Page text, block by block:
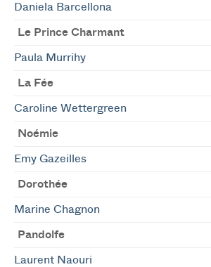
Daniela Barcellona
Le Prince Charmant
Paula Murrihy
La Fée
Caroline Wettergreen
Noémie
Emy Gazeilles
Dorothée
Marine Chagnon
Pandolfe
Laurent Naouri